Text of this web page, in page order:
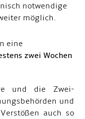
notwendige
möglich.
eine
zwei Wochen
und die Zwei-
und
auch so